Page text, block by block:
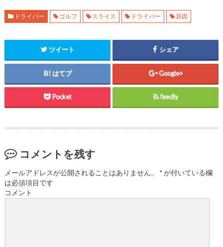
ドライバー ゴルフ スライス ドライバー 原因
ツイート シェア
はてブ Google+
Pocket feedly
コメントを残す
メールアドレスが公開されることはありません。 *が付いている欄
は必須項目です
コメント